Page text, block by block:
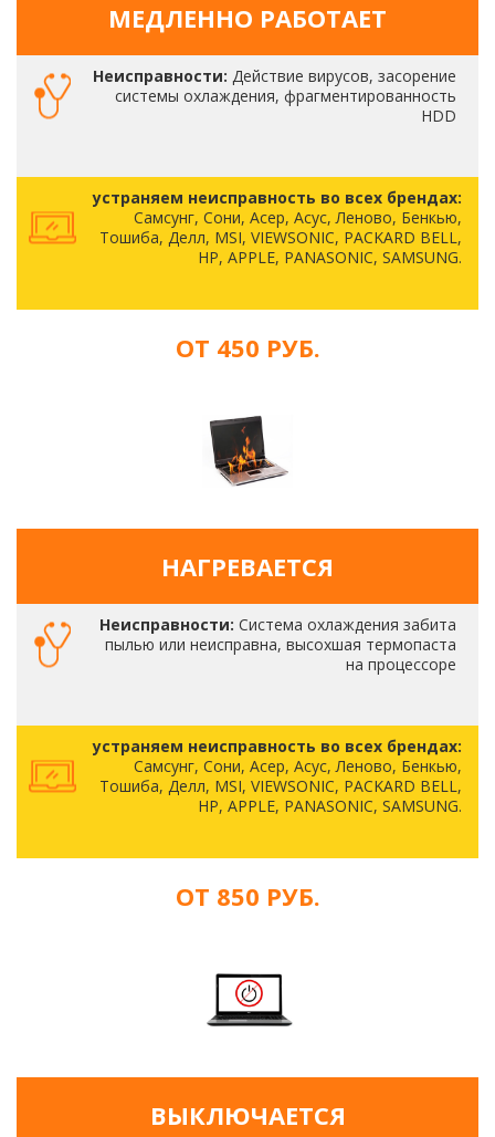
МЕДЛЕННО РАБОТАЕТ
Неисправности: Действие вирусов, засорение
системы охлаждения, фрагментированность
HDD
устраняем неисправность во всех брендах:
Самсунг, Сони, Асер, Асус, Леново, Бенкью,
Тошиба, Делл, MSI, VIEWSONIC, PACKARD BELL,
HP, APPLE, PANASONIC, SAMSUNG.
ОТ 450 РУБ.
НАГРЕВАЕТСЯ
Неисправности: Система охлаждения забита
пылью или неисправна, высохшая термопаста
на процессоре
устраняем неисправность во всех брендах:
Самсунг, Сони, Асер, Асус, Леново, Бенкью,
Тошиба, Делл, MSI, VIEWSONIC, PACKARD BELL,
HP, APPLE, PANASONIC, SAMSUNG.
ОТ 850 РУБ.
ВЫКЛЮЧАЕТСЯ